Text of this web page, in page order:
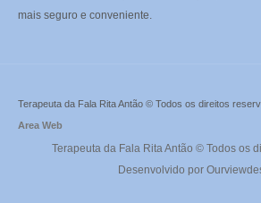
mais seguro e conveniente.
Terapeuta da Fala Rita Antão © Todos os direitos
Area Web
Terapeuta da Fala Rita Antão © Todos os
Desenvolvido por